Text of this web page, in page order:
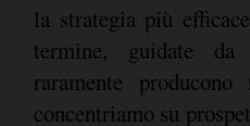
la strategia più
termine, guidate
raramente
concentriamo su